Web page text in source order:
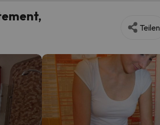
zu ändern.
Teilen